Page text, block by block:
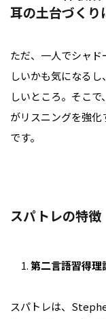
耳の土台づくり
ただ、一人でシャ
しいかも気になる
しいところ。そこ
がリスニングを強
です。
スパトレの特徴
第二言語習得理
スパトレは、